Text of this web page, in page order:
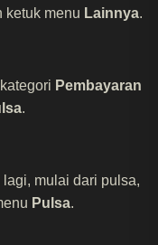
ketuk menu Lainnya.
Pembayaran
.
mulai dari pulsa,
Pulsa.